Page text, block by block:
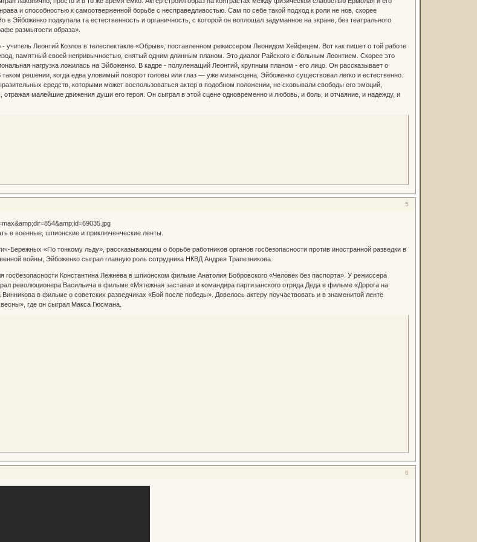
и способностью к самоотверженной борьбе с несправедливостью. Сам по себе такой подход к роли не нов, скорее
в Эйбоженко подкупала та естественность и органичность, с которой он воплощал задуманное на экране, без театрального
размытости образа».
учитель Леонтий Козлов в телеспектакле «Обрыв», поставленном режиссером Леонидом Хейфецем. Вот как пишет о той работе
памятный своей непривычностью, снятый одним длинным планом. Это диалог Райского с больным Леонтием. Скорее это
нагрузка ложилась на Эйбоженко. В кадре - полулежащий Леонтий, крупным планом - его лицо. Он рассказывает о
решении, когда едва уловимый поворот головы или глаз — уже мизансцена, Эйбоженко существовал легко и естественно.
средств, которыми может воспользоваться актер в подобном положении, не сковывали свободы его эмоций,
малейшие движения души его героя. Он сыграл в этой сцене одновременно и любовь, и боль, и отчаяние, и надежду, и
5
в военные, шпионские и приключенческие ленты.
Бережных «По тонкому льду», рассказывающем о борьбе работников органов госбезопасности против иностранной разведки в
войны, Эйбоженко сыграл главную роль сотрудника НКВД Андрея Трапезникова.
госбезопасности Константина Лежнева в шпионском фильме Анатолия Бобровского «Человек без паспорта». У режиссера
революционера Васильича в фильме «Мятежная застава» и командира партизанского отряда Деда в фильме «Дорога на
в фильме о советских разведчиках «Бой после победы». Довелось актеру поучаствовать и в знаменитой ленте
где он сыграл Макса Гюсмана.
6